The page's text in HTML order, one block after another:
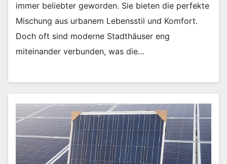
immer beliebter geworden. Sie bieten die perfekte
Mischung aus urbanem Lebensstil und Komfort.
Doch oft sind moderne Stadthäuser eng
miteinander verbunden, was die…